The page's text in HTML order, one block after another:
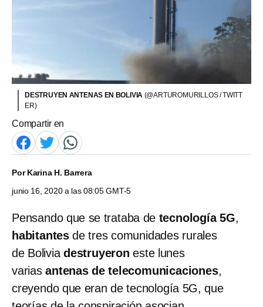
DESTRUYEN ANTENAS EN BOLIVIA (@ARTUROMURILLOS / TWITT
ER)
Compartir en
PorKarina H. Barrera
junio 16, 2020 a las 08:05 GMT-5
Pensando que se trataba de tecnología 5G,
habitantes de tres comunidades rurales
de Boliviadestruyeron este lunes
variasantenas de telecomunicaciones,
creyendo que eran de tecnología 5G, que